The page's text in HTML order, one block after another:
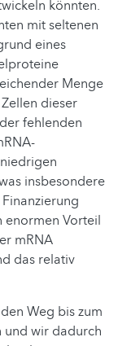
könnten.
mit seltenen
eines
Menge
dieser
fehlenden
insbesondere
enormen Vorteil
mRNA
das relativ
Weg bis zum
und wir dadurch